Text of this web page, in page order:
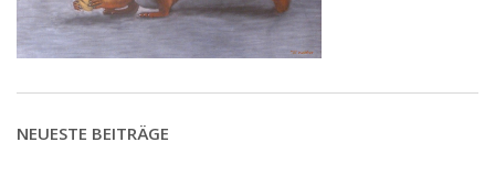
NEUESTE BEITRÄGE